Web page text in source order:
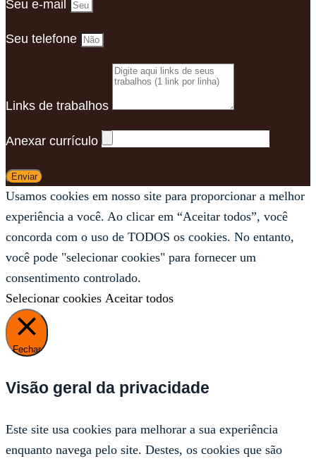
Seu e-mail
Seu telefone
Links de trabalhos
Anexar currículo
Enviar
Usamos cookies em nosso site para proporcionar a melhor
experiência a você. Ao clicar em “Aceitar todos”, você
concorda com o uso de TODOS os cookies. No entanto,
você pode "selecionar cookies" para fornecer um
consentimento controlado.
Selecionar cookies Aceitar todos
Fechar
Visão geral da privacidade
Este site usa cookies para melhorar a sua experiência
enquanto navega pelo site. Destes, os cookies que são